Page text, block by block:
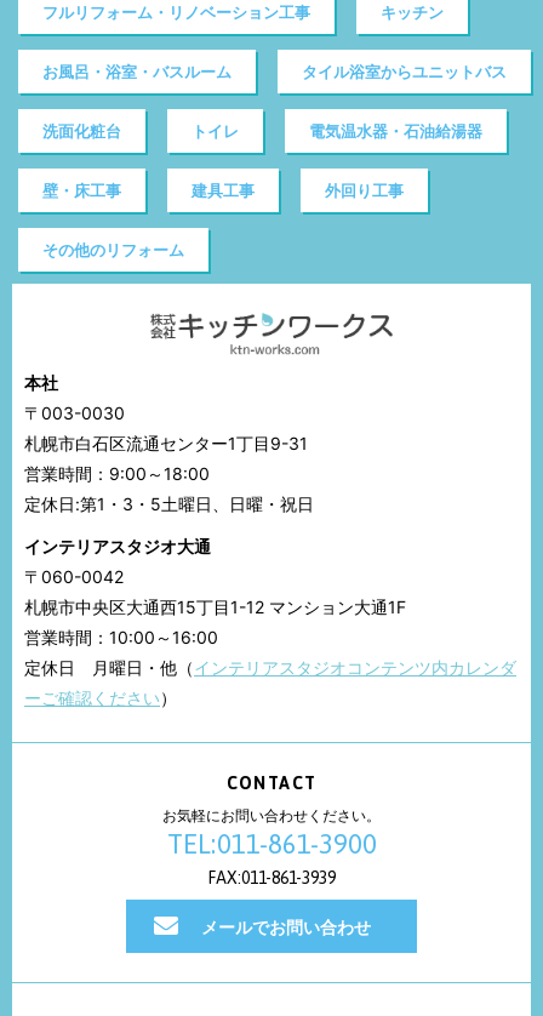
フルリフォーム・リノベーション工事 キッチン
お風呂・浴室・バスルーム タイル浴室からユニットバス
洗面化粧台 トイレ 電気温水器・石油給湯器
壁・床工事 建具工事 外回り工事
その他のリフォーム
本社
〒003-0030
札幌市白石区流通センター1丁目9-31
営業時間：9:00～18:00
定休日:第1・3・5土曜日、日曜・祝日
インテリアスタジオ大通
〒060-0042
札幌市中央区大通西15丁目1-12 マンション大通1F
営業時間：10:00～16:00
定休日 月曜日・他（インテリアスタジオコンテンツ内カレンダ
ーご確認ください）
CONTACT
お気軽にお問い合わせください。
TEL:011-861-3900
FAX:011-861-3939
メールでお問い合わせ